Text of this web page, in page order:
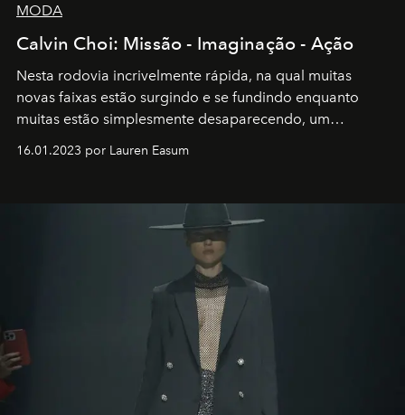
MODA
Calvin Choi: Missão - Imaginação - Ação
Nesta rodovia incrivelmente rápida, na qual muitas
novas faixas estão surgindo e se fundindo enquanto
muitas estão simplesmente desaparecendo, um
transportador AMTD abrindo caminho para muitos
por propósitos, com um claro senso de missão na vida e
16.01.2023 por Lauren Easum